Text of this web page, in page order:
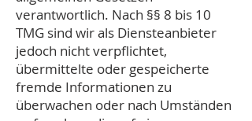
verantwortlich. Nach §§ 8 bis 10
TMG sind wir als Diensteanbieter
jedoch nicht verpflichtet,
übermittelte oder gespeicherte
fremde Informationen zu
überwachen oder nach Umständen